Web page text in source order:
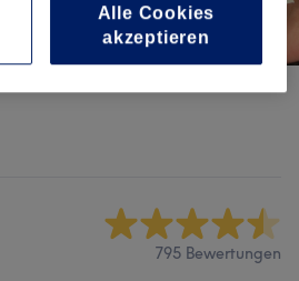
795 Bewertungen
Alle Cookies
akzeptieren